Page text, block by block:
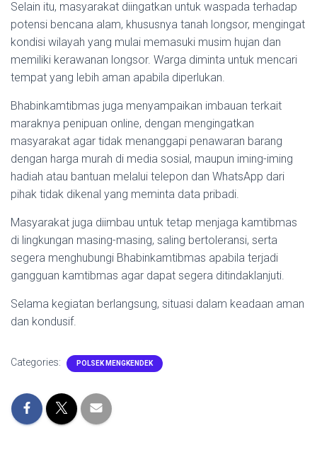
Selain itu, masyarakat diingatkan untuk waspada terhadap
potensi bencana alam, khususnya tanah longsor, mengingat
kondisi wilayah yang mulai memasuki musim hujan dan
memiliki kerawanan longsor. Warga diminta untuk mencari
tempat yang lebih aman apabila diperlukan.
Bhabinkamtibmas juga menyampaikan imbauan terkait
maraknya penipuan online, dengan mengingatkan
masyarakat agar tidak menanggapi penawaran barang
dengan harga murah di media sosial, maupun iming-iming
hadiah atau bantuan melalui telepon dan WhatsApp dari
pihak tidak dikenal yang meminta data pribadi.
Masyarakat juga diimbau untuk tetap menjaga kamtibmas
di lingkungan masing-masing, saling bertoleransi, serta
segera menghubungi Bhabinkamtibmas apabila terjadi
gangguan kamtibmas agar dapat segera ditindaklanjuti.
Selama kegiatan berlangsung, situasi dalam keadaan aman
dan kondusif.
Categories: POLSEK MENGKENDEK